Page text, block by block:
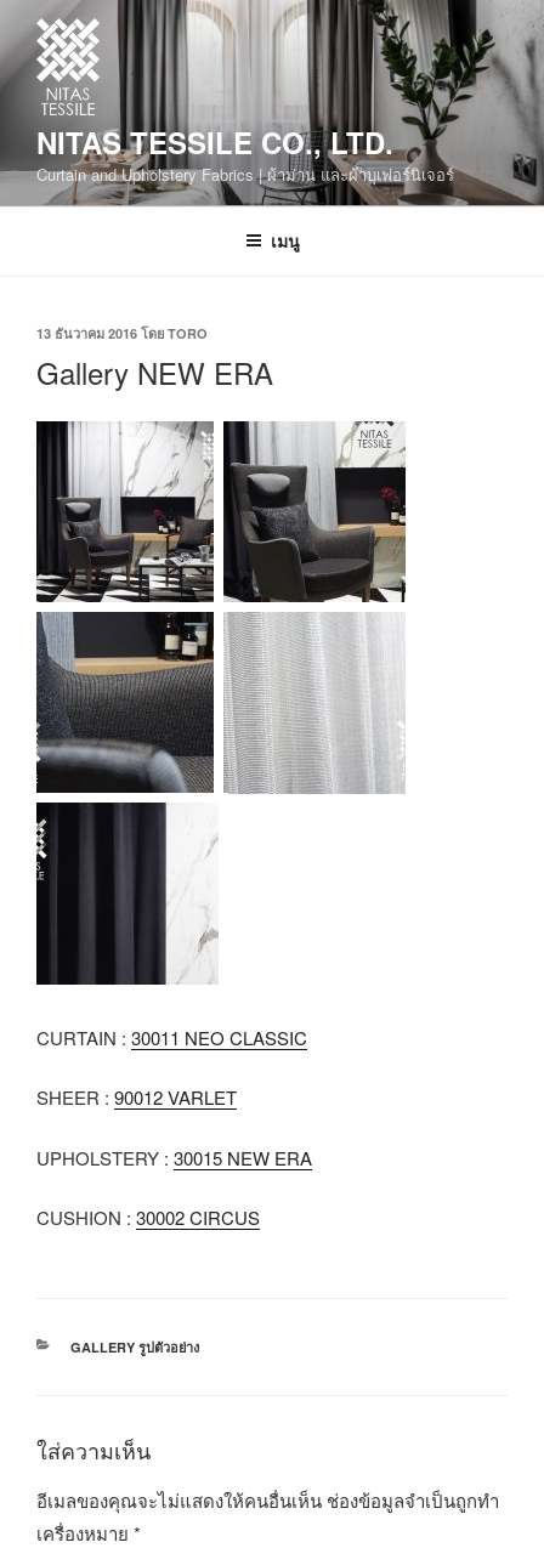
NITAS TESSILE CO., LTD.
Curtain and Upholstery Fabrics | ผ้าม่าน และผ้าบุเฟอร์นิเจอร์
เมนู
13 ธันวาคม 2016 โดย TORO
Gallery NEW ERA
CURTAIN : 30011 NEO CLASSIC
SHEER : 90012 VARLET
UPHOLSTERY : 30015 NEW ERA
CUSHION : 30002 CIRCUS
GALLERY รูปตัวอย่าง
ใส่ความเห็น
อีเมลของคุณจะไม่แสดงให้คนอื่นเห็น ช่องข้อมูลจำเป็นถูกทำ
เครื่องหมาย *